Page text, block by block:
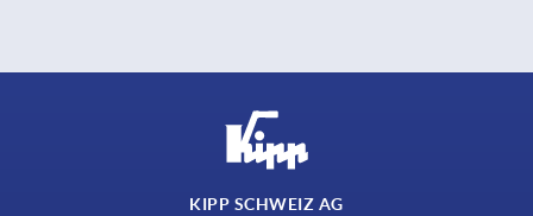
KIPP SCHWEIZ AG